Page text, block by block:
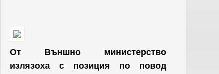
От Външно министерство
излязоха с позиция по повод